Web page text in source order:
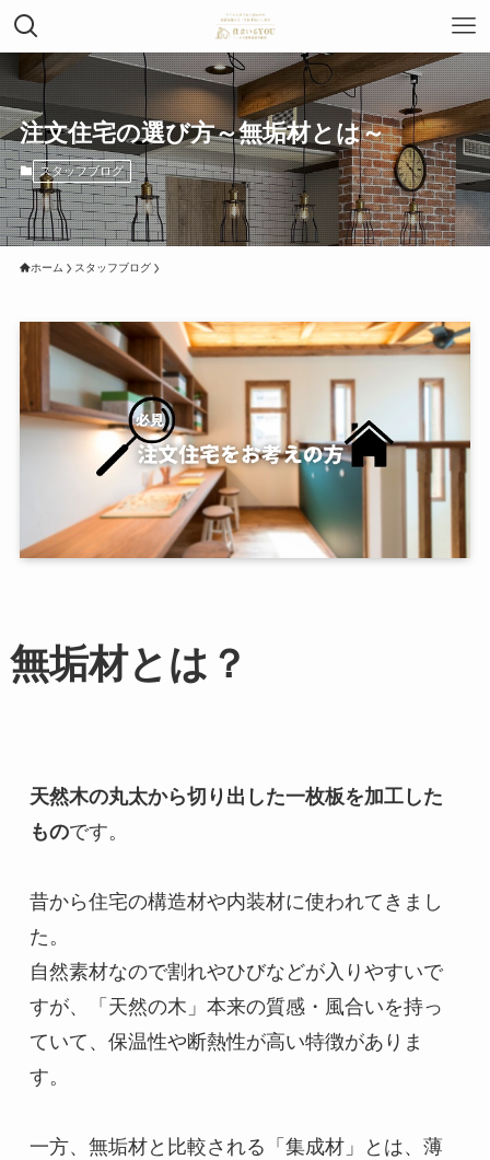
注文住宅の選び方～無垢材とは～
スタッフブログ
ホーム スタッフブログ
無垢材とは？
天然木の丸太から切り出した一枚板を加工した
ものです。
昔から住宅の構造材や内装材に使われてきまし
た。
自然素材なので割れやひびなどが入りやすいで
すが、「天然の木」本来の質感・風合いを持っ
ていて、保温性や断熱性が高い特徴がありま
す。
一方、無垢材と比較される「集成材」とは、薄